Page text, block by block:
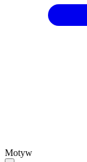
Motyw